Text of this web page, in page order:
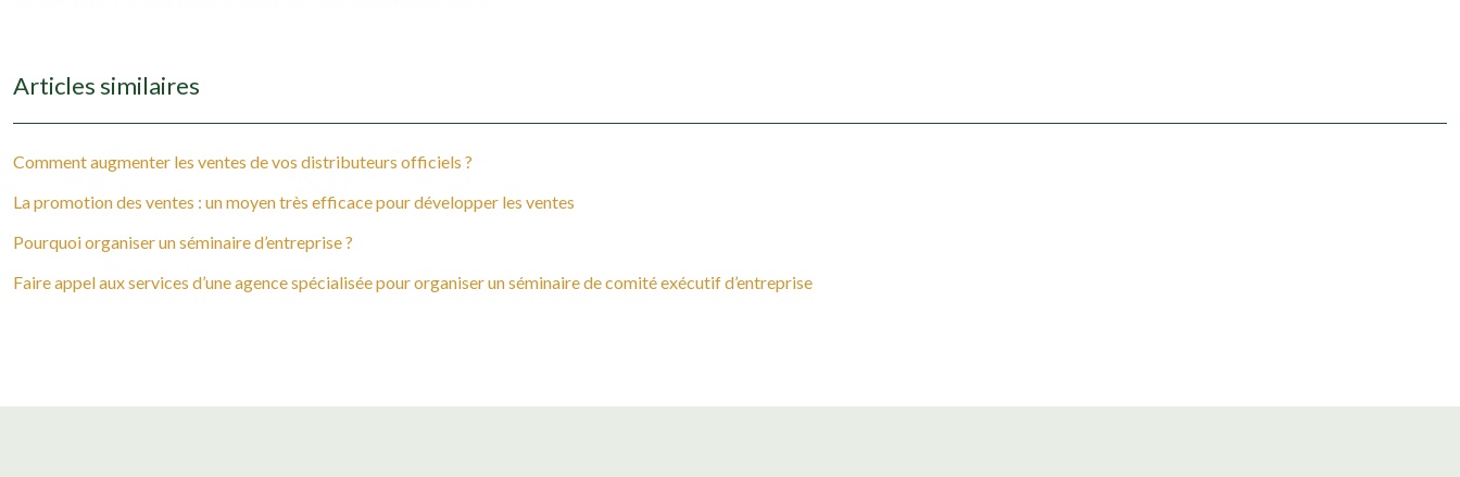
Articles similaires
Comment augmenter les ventes de vos distributeurs officiels ?
La promotion des ventes : un moyen très efficace pour développer les ventes
Pourquoi organiser un séminaire d’entreprise ?
Faire appel aux services d’une agence spécialisée pour organiser un séminaire de comité exécutif d’entreprise